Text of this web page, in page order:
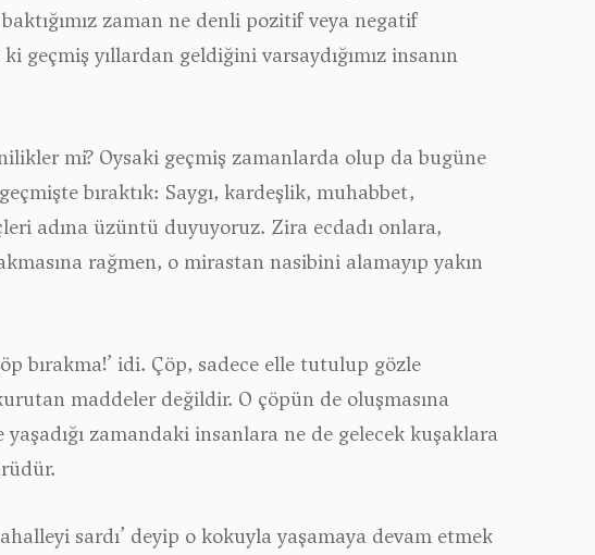
zaman ne denli pozitif veya negatif
geçmiş yıllardan geldiğini varsaydığımız insanın
mi? Oysaki geçmiş zamanlarda olup da bugüne
bıraktık: Saygı, kardeşlik, muhabbet,
adına üzüntü duyuyoruz. Zira ecdadı onlara,
rağmen, o mirastan nasibini alamayıp yakın
bırakma!’ idi. Çöp, sadece elle tutulup gözle
maddeler değildir. O çöpün de oluşmasına
zamandaki insanlara ne de gelecek kuşaklara
sardı’ deyip o kokuyla yaşamaya devam etmek